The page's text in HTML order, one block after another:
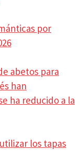
por
abetos para
han
ha reducido a la
los tapas